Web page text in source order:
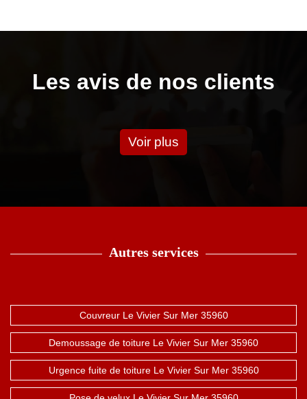
Les avis de nos clients
Voir plus
Autres services
Couvreur Le Vivier Sur Mer 35960
Demoussage de toiture Le Vivier Sur Mer 35960
Urgence fuite de toiture Le Vivier Sur Mer 35960